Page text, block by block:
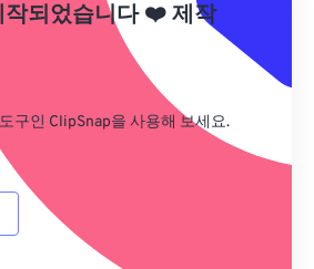
저장
되었습니다❤️제작
구인 ClipSnap을 사용해 보세요.